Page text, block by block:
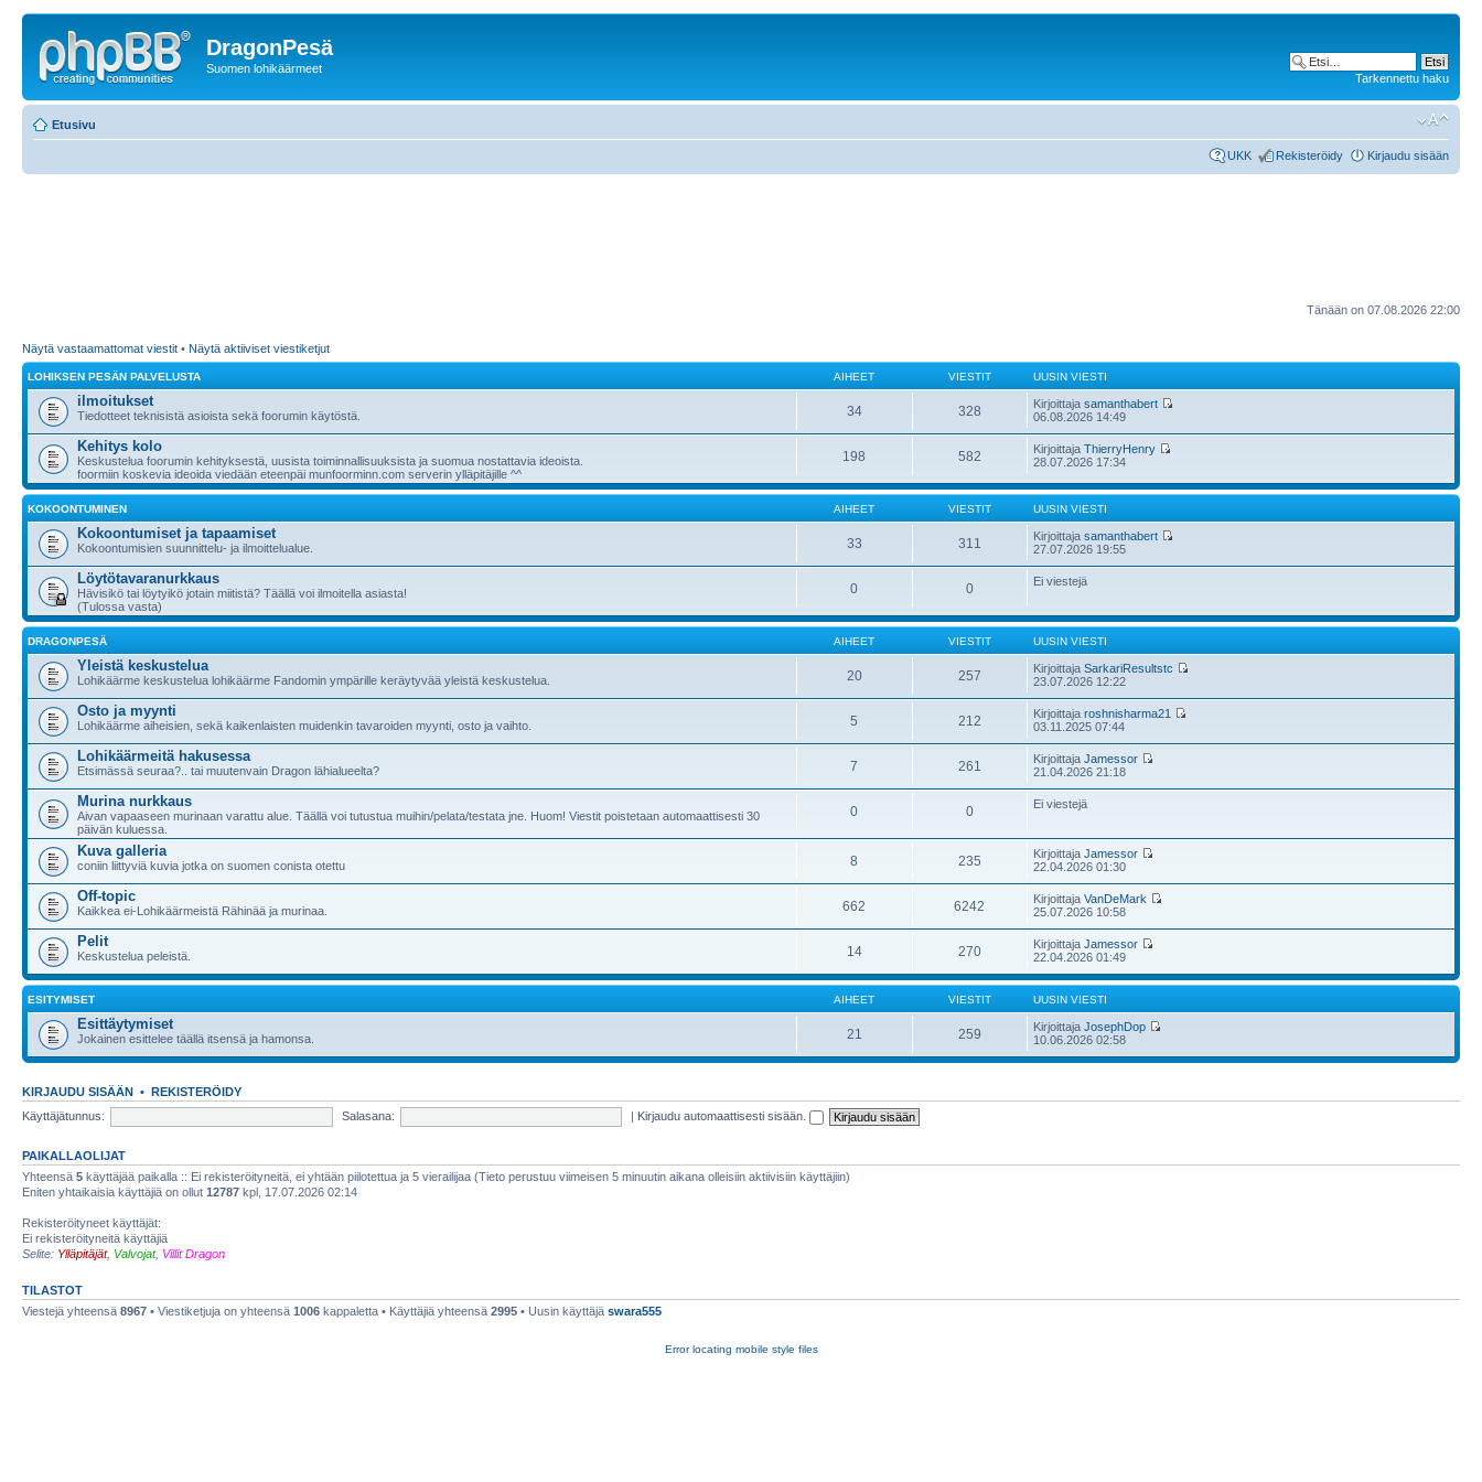
DragonPesä
Suomen lohikäärmeet
Tarkennettu haku
Etusivu
UKK Rekisteröidy Kirjaudu sisään
Tänään on 07.08.2026 22:00
Näytä vastaamattomat viestit • Näytä aktiiviset viestiketjut
LOHIKSEN PESÄN PALVELUSTA AIHEET VIESTIT UUSIN VIESTI
ilmoitukset
Tiedotteet teknisistä asioista sekä foorumin käytöstä. 34 328 Kirjoittajasamanthabert
06.08.2026 14:49
Kehitys kolo
Keskustelua foorumin kehityksestä, uusista toiminnallisuuksista ja suomua nostattavia ideoista.
foormiin koskevia ideoida viedään eteenpäi munfoorminn.com serverin ylläpitäjille ^^
198 582 KirjoittajaThierryHenry
28.07.2026 17:34
KOKOONTUMINEN AIHEET VIESTIT UUSIN VIESTI
Kokoontumiset ja tapaamiset
Kokoontumisien suunnittelu- ja ilmoittelualue. 33 311 Kirjoittajasamanthabert
27.07.2026 19:55
Löytötavaranurkkaus
Hävisikö tai löytyikö jotain miitistä? Täällä voi ilmoitella asiasta!
(Tulossa vasta)
0 0 Ei viestejä
DRAGONPESÄ AIHEET VIESTIT UUSIN VIESTI
Yleistä keskustelua
Lohikäärme keskustelua lohikäärme Fandomin ympärille keräytyvää yleistä keskustelua. 20 257 KirjoittajaSarkariResultstc
23.07.2026 12:22
Osto ja myynti
Lohikäärme aiheisien, sekä kaikenlaisten muidenkin tavaroiden myynti, osto ja vaihto. 5 212 Kirjoittajaroshnisharma21
03.11.2025 07:44
Lohikäärmeitä hakusessa
Etsimässä seuraa?.. tai muutenvain Dragon lähialueelta? 7 261 KirjoittajaJamessor
21.04.2026 21:18
Murina nurkkaus
Aivan vapaaseen murinaan varattu alue. Täällä voi tutustua muihin/pelata/testata jne. Huom! Viestit poistetaan automaattisesti 30
päivän kuluessa.
0 0 Ei viestejä
Kuva galleria
coniin liittyviä kuvia jotka on suomen conista otettu 8 235 KirjoittajaJamessor
22.04.2026 01:30
Off-topic
Kaikkea ei-Lohikäärmeistä Rähinää ja murinaa. 662 6242 KirjoittajaVanDeMark
25.07.2026 10:58
Pelit
Keskustelua peleistä. 14 270 KirjoittajaJamessor
22.04.2026 01:49
ESITYMISET AIHEET VIESTIT UUSIN VIESTI
Esittäytymiset
Jokainen esittelee täällä itsensä ja hamonsa. 21 259 KirjoittajaJosephDop
10.06.2026 02:58
KIRJAUDU SISÄÄN • REKISTERÖIDY
Käyttäjätunnus:
Salasana: | Kirjaudu automaattisesti sisään.
PAIKALLAOLIJAT
Yhteensä 5 käyttäjää paikalla :: Ei rekisteröityneitä, ei yhtään piilotettua ja 5 vierailijaa (Tieto perustuu viimeisen 5 minuutin aikana olleisiin aktiivisiin käyttäjiin)
Eniten yhtaikaisia käyttäjiä on ollut 12787 kpl, 17.07.2026 02:14
Rekisteröityneet käyttäjät:
Ei rekisteröityneitä käyttäjiä
Selite: Ylläpitäjät, Valvojat, Villit Dragon
TILASTOT
Viestejä yhteensä 8967 • Viestiketjuja on yhteensä 1006 kappaletta • Käyttäjiä yhteensä 2995 • Uusin käyttäjä swara555
Error locating mobile style files